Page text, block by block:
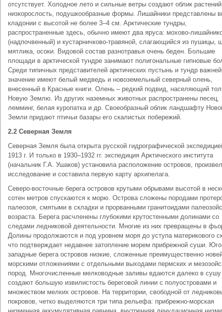
отсутствует. Холодное лето и сильные ветры создают облик
низкорослость, подушкообразные формы. Лишайники представлены
кладонии с высотой не более 3–4 см. Арктические тундры,
распространенные здесь, обычно имеют два яруса: мохово-
(надпочвенный) и кустарничково-травяной, слагающийся из пушицы,
мятлика, осоки. Видовой состав разнотравья очень беден. Большие
площади в арктической тундре занимают полигональные гипновые
Среди типичных представителей арктических пустынь и тундр
значение имеют белый медведь и новоземельный северный олень,
внесенный в Красные книги. Олень – редкий подвид, населяющий
Новую Землю. Из других наземных животных распространены песец,
лемминг, белая куропатка и др. Своеобразный облик ландшафту
Земли придают птичьи базары его скалистых побережий.
2.2 Северная Земля
Северная Земля была открыта русской гидрографической
1913 г. И только в 1930–1932 гг. экспедиция Арктического института
(начальник Г.А. Ушаков) установила расположение островов,
исследование и составила первую карту архипелага.
Северо-восточные берега островов крутыми обрывами высотой в
сотен метров спускаются к морю. Острова сложены породами
палеозоя, смятыми в складки и прорванными гранитоидами
возраста. Берега расчленены глубокими крутостенными долинами со
следами ледниковой деятельности. Многие из них превращены в
Долины продолжаются и под уровнем моря до уступа материкового
что подтверждает недавнее затопление морем прибрежной суши.
западные берега островов низкие, сложенные преимущественно
морскими отложениями с отдельными выходами пермских и
пород. Многочисленные мелководные заливы вдаются далеко в
создают большую извилистость береговой линии с полуостровами и
множеством мелких островов. На территории, свободной от
покровов, четко выделяются три типа рельефа: прибрежно-морская